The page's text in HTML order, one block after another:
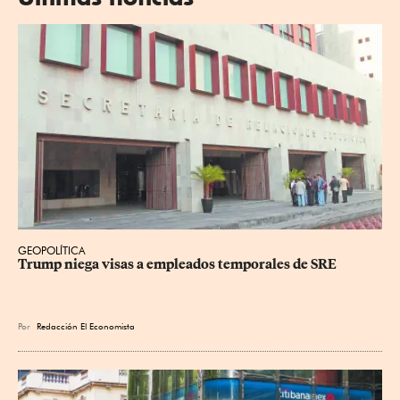
GEOPOLÍTICA
Trump niega visas a empleados temporales de SRE
Por Redacción El Economista